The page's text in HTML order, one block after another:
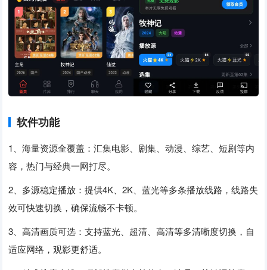
软件功能
1、海量资源全覆盖：汇集电影、剧集、动漫、综艺、短剧等内
容，热门与经典一网打尽。
2、多源稳定播放：提供4K、2K、蓝光等多条播放线路，线路失
效可快速切换，确保流畅不卡顿。
3、高清画质可选：支持蓝光、超清、高清等多清晰度切换，自
适应网络，观影更舒适。